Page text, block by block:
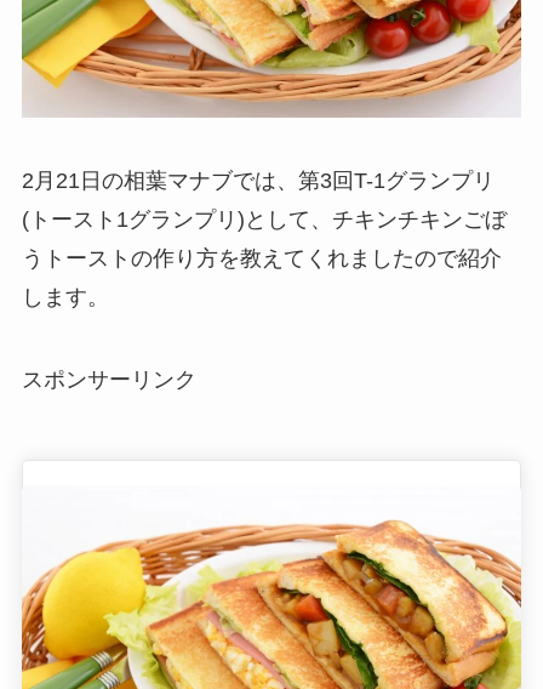
2月21日の相葉マナブでは、第3回T-1グランプリ
(トースト1グランプリ)として、チキンチキンごぼ
うトーストの作り方を教えてくれましたので紹介
します。
スポンサーリンク